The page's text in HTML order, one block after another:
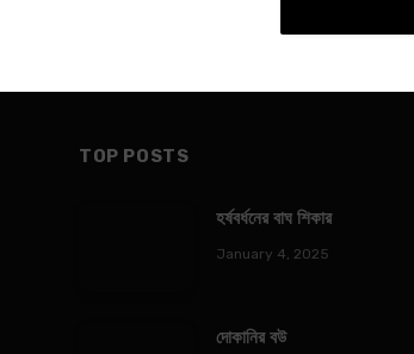
TOP POSTS
হর্ষবর্ধনের বাঘ শিকার
January 4, 2025
দোকানির বউ